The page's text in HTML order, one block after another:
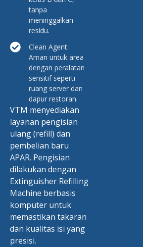
tanpa
meninggalkan
residu.
Clean Agent:
Aman untuk area
dengan peralatan
sensitif seperti
ruang server dan
dapur restoran.
VTM menyediakan
layanan pengisian
ulang (refill) dan
pembelian baru
APAR. Pengisian
dilakukan dengan
Extinguisher Refilling
Machine berbasis
komputer untuk
memastikan takaran
dan kualitas isi yang
presisi.